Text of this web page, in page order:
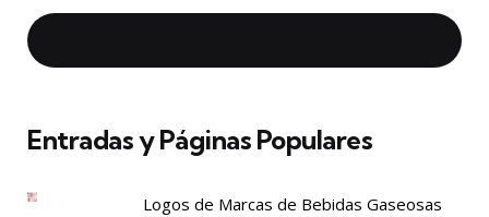
Entradas y Páginas Populares
Logos de Marcas de Bebidas Gaseosas